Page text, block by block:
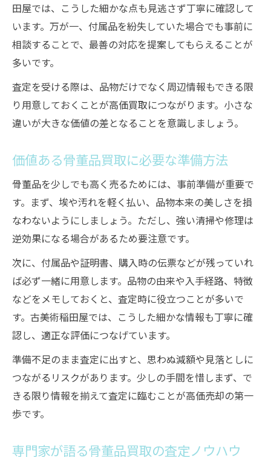
田屋では、こうした細かな点も見逃さず丁寧に確認して
います。万が一、付属品を紛失していた場合でも事前に
相談することで、最善の対応を提案してもらえることが
多いです。
査定を受ける際は、品物だけでなく周辺情報もできる限
り用意しておくことが高価買取につながります。小さな
違いが大きな価値の差となることを意識しましょう。
価値ある骨董品買取に必要な準備方法
骨董品を少しでも高く売るためには、事前準備が重要で
す。まず、埃や汚れを軽く払い、品物本来の美しさを損
なわないようにしましょう。ただし、強い清掃や修理は
逆効果になる場合があるため要注意です。
次に、付属品や証明書、購入時の伝票などが残っていれ
ば必ず一緒に用意します。品物の由来や入手経路、特徴
などをメモしておくと、査定時に役立つことが多いで
す。古美術稲田屋では、こうした細かな情報も丁寧に確
認し、適正な評価につなげています。
準備不足のまま査定に出すと、思わぬ減額や見落としに
つながるリスクがあります。少しの手間を惜しまず、で
きる限り情報を揃えて査定に臨むことが高価売却の第一
歩です。
専門家が語る骨董品買取の査定ノウハウ